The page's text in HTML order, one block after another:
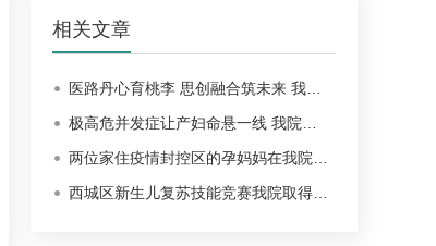
相关文章
医路丹心育桃李 思创融合筑未来 我…
极高危并发症让产妇命悬一线 我院…
两位家住疫情封控区的孕妈妈在我院…
西城区新生儿复苏技能竞赛我院取得…